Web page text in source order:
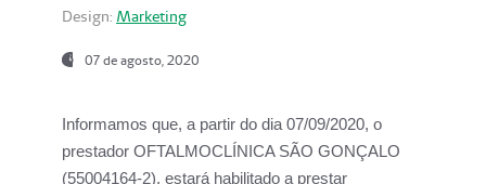
Design: Marketing
07 de agosto, 2020
Informamos que, a partir do dia07/09/2020, o
prestador OFTALMOCLÍNICA SÃO GONÇALO
(55004164-2), estará habilitado a prestar